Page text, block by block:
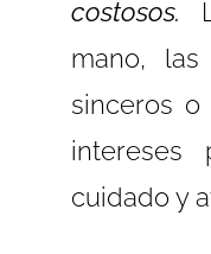
costosos.
mano,
sinceros o
intereses
cuidado y